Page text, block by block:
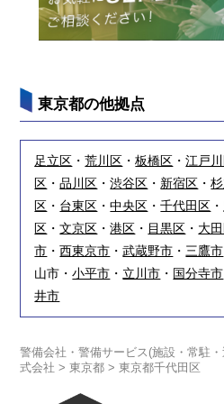
東京都の他拠点
足立区 ・荒川区 ・板橋区 ・江戸
区 ・品川区 ・渋谷区 ・ 新宿区 ・
区 ・ 台東区 ・中央区 ・千代田区 ・
区 ・文京区 ・港区 ・ 目黒区 ・ 大
市 ・西東京市 ・武蔵野市 ・ 三鷹市
山市・小平市 ・ 立川市 ・ 国分寺市
井市
警備会社・警備サービス(施設・常駐
式会社 >東京都 >東京都千代田区